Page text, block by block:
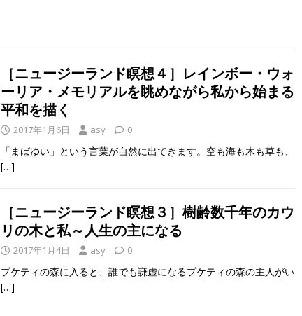
［ニュージーランド瞑想４］レインボー・ウォ
ーリア・メモリアルを眺めながら私から始まる
平和を描く
2017年1月6日 asy 0
「まばゆい」という言葉が自然に出てきます。空も海も木も草も、
[…]
［ニュージーランド瞑想３］樹齢数千年のカウ
リの木と私～人生の主になる
2017年1月4日 asy 0
プケティの森に入ると、誰でも謙虚になるプケティの森の主人がい
[…]